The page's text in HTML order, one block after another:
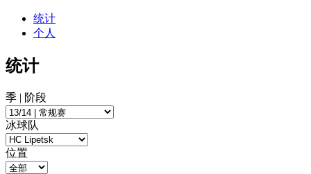
统计
个人
统计
季 | 阶段
冰球队
位置